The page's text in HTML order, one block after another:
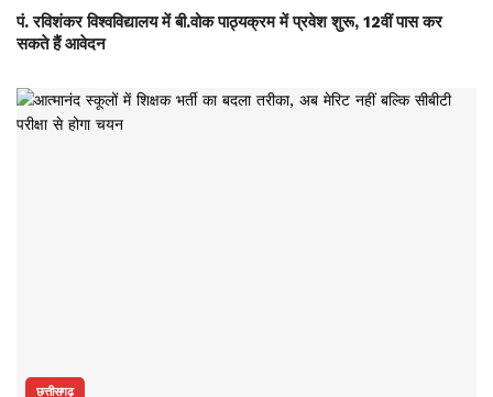
पं. रविशंकर विश्वविद्यालय में बी.वोक पाठ्यक्रम में प्रवेश शुरू, 12वीं पास कर
सकते हैं आवेदन
छत्तीसगढ़